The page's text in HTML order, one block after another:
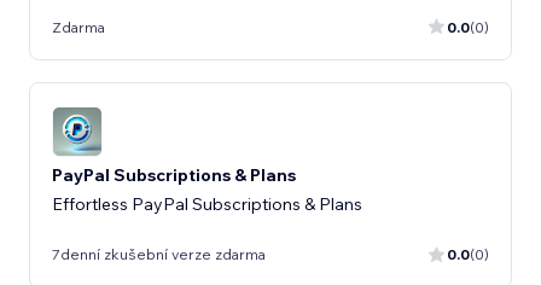
Zdarma 0.0(0)
PayPal Subscriptions & Plans
Effortless PayPal Subscriptions & Plans
7denní zkušební verze zdarma 0.0(0)